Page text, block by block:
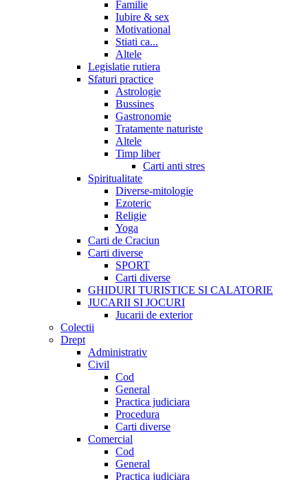
Familie
Iubire & sex
Motivational
Stiati ca...
Altele
Legislatie rutiera
Sfaturi practice
Astrologie
Bussines
Gastronomie
Tratamente naturiste
Altele
Timp liber
Carti anti stres
Spiritualitate
Diverse-mitologie
Ezoteric
Religie
Yoga
Carti de Craciun
Carti diverse
SPORT
Carti diverse
GHIDURI TURISTICE SI CALATORIE
JUCARII SI JOCURI
Jucarii de exterior
Colectii
Drept
Administrativ
Civil
Cod
General
Practica judiciara
Procedura
Carti diverse
Comercial
Cod
General
Practica judiciara